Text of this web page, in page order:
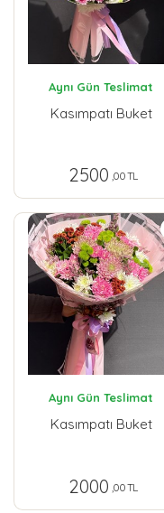
Aynı Gün Teslimat
Kasımpatı Buket
2500 ,00 TL
Aynı Gün Teslimat
Kasımpatı Buket
2000 ,00 TL